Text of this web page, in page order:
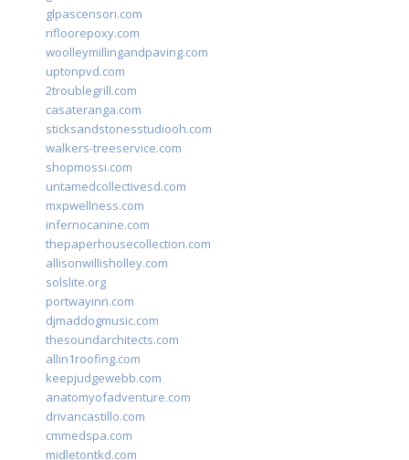
glpascensori.com
rifloorepoxy.com
woolleymillingandpaving.com
uptonpvd.com
2troublegrill.com
casateranga.com
sticksandstonesstudiooh.com
walkers-treeservice.com
shopmossi.com
untamedcollectivesd.com
mxpwellness.com
infernocanine.com
thepaperhousecollection.com
allisonwillisholley.com
solslite.org
portwayinn.com
djmaddogmusic.com
thesoundarchitects.com
allin1roofing.com
keepjudgewebb.com
anatomyofadventure.com
drivancastillo.com
cmmedspa.com
midletontkd.com